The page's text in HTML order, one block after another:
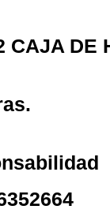
CAJA DE